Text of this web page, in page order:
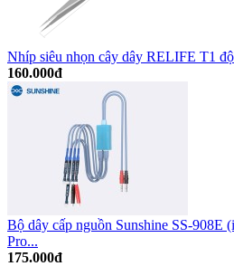
Nhíp siêu nhọn cây dây RELIFE T1
160.000đ
Bộ dây cấp nguồn Sunshine SS-908E
Pro...
175.000đ